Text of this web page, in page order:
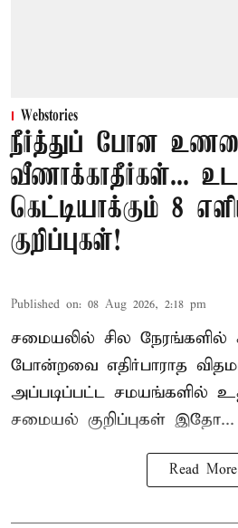
Webstories
நீர்த்துப் போன
வீணாக்காதீர்கள்...
கெட்டியாக்கும் 8
குறிப்புகள்!
Published on: 08 Aug 2026, 2:18 pm
சமையலில் சில நேரங்களில்
போன்றவை எதிர்பாராத
அப்படிப்பட்ட சமயங்களில்
சமையல் குறிப்புகள் இதோ...
Read More